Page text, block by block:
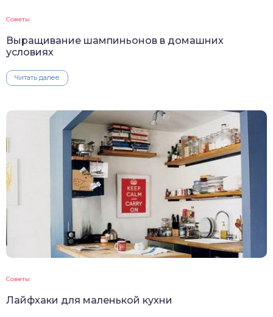
Советы
Выращивание шампиньонов в домашних
условиях
Читать далее
Советы
Лайфхаки для маленькой кухни